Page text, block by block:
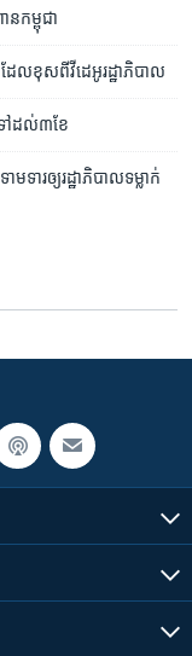
កម្ពុជា
ែល​ខុស​​ពី​វីដេអូ​​រដ្ឋាភិបាល
ៅ​ដល់​៣​ខែ
ារ​​​ឲ្យ​រដ្ឋាភិបាល​ទម្លាក់​